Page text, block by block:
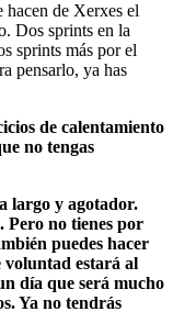
hacen de Xerxes el
Dos sprints en la
sprints más por el
pensarlo, ya has
de calentamiento
no tengas
largo y agotador.
Pero no tienes por
puedes hacer
estará al
día que será mucho
Ya no tendrás